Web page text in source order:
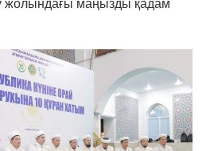
жолындағы маңызды қадам